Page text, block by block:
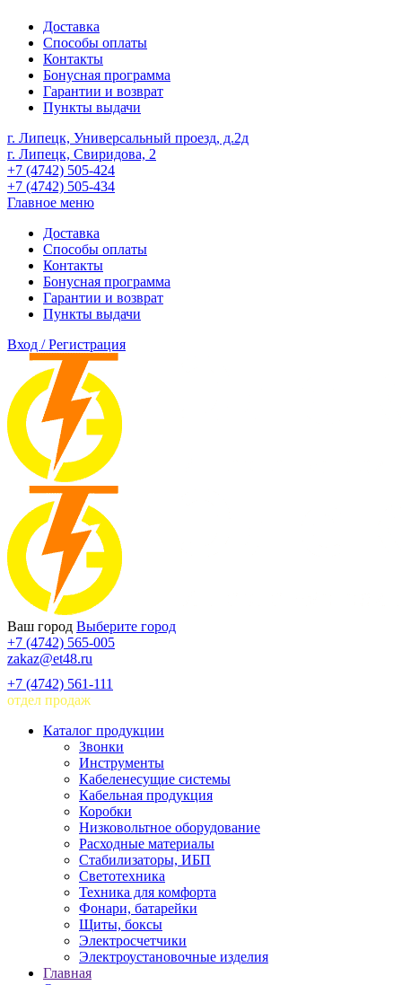
Доставка
Способы оплаты
Контакты
Бонусная программа
Гарантии и возврат
Пункты выдачи
г. Липецк, Универсальный проезд, д.2д
г. Липецк, Свиридова, 2
+7 (4742) 505-424
+7 (4742) 505-434
Главное меню
Доставка
Способы оплаты
Контакты
Бонусная программа
Гарантии и возврат
Пункты выдачи
Вход / Регистрация
Ваш город Выберите город
+7 (4742) 565-005
zakaz@et48.ru
+7 (4742) 561-111
отдел продаж
Каталог продукции
Звонки
Инструменты
Кабеленесущие системы
Кабельная продукция
Коробки
Низковольтное оборудование
Расходные материалы
Стабилизаторы, ИБП
Светотехника
Техника для комфорта
Фонари, батарейки
Щиты, боксы
Электросчетчики
Электроустановочные изделия
Главная